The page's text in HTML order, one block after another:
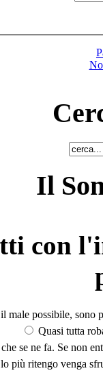
Il
con
male possibile, sono
Quasi tutta
se ne fa. Se non
più ritengo venga